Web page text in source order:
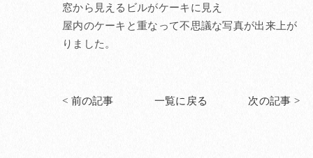
窓から見えるビルがケーキに見え
屋内のケーキと重なって不思議な写真が出来上が
りました。
< 前の記事 一覧に戻る 次の記事 >